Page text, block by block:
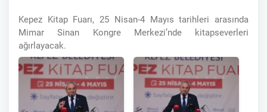
Kepez Kitap Fuarı, 25 Nisan-4 Mayıs tarihleri arasında
Mimar Sinan Kongre Merkezi’nde kitapseverleri
ağırlayacak.